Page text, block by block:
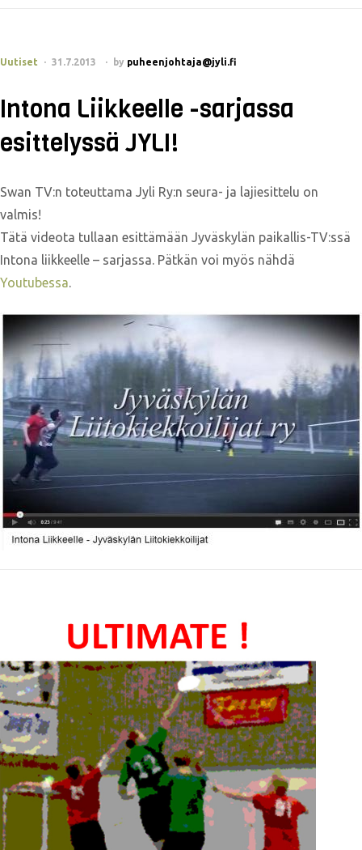
Uutiset 31.7.2013 by puheenjohtaja@jyli.fi
Intona Liikkeelle -sarjassa
esittelyssä JYLI!
Swan TV:n toteuttama Jyli Ry:n seura- ja lajiesittelu on
valmis!
Tätä videota tullaan esittämään Jyväskylän paikallis-TV:ssä
Intona liikkeelle – sarjassa. Pätkän voi myös nähdä
Youtubessa